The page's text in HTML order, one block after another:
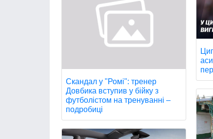
Скандал у "Ромі": тренер
Довбика вступив у бійку з
футболістом на тренуванні –
подробиці